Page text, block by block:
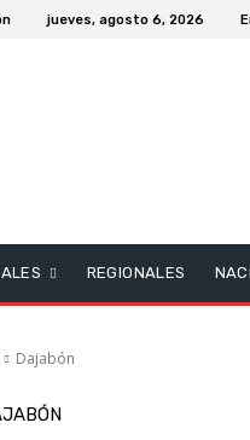
jueves, agosto 6, 2026
REGIONALES
Dajabón